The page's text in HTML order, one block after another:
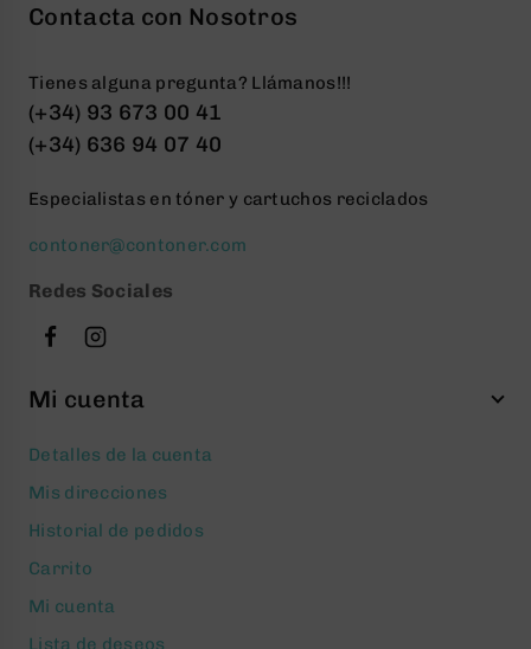
Contacta con Nosotros
Tienes alguna pregunta? Llámanos!!!
(+34) 93 673 00 41
(+34) 636 94 07 40
Especialistas en tóner y cartuchos reciclados
contoner@contoner.com
Redes Sociales
Mi cuenta
Detalles de la cuenta
Mis direcciones
Historial de pedidos
Carrito
Mi cuenta
Lista de deseos